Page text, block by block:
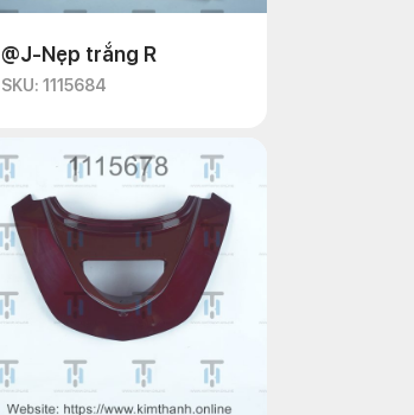
@J-Nẹp trắng R
SKU: 1115684